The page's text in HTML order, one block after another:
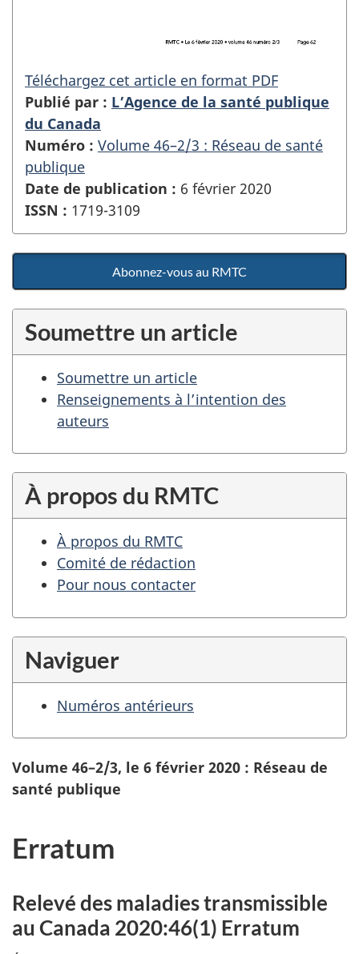
Téléchargez cet article en format PDF
Publié par : L’Agence de la santé publique
du Canada
Numéro : Volume 46–2/3 : Réseau de santé
publique
Date de publication : 6 février 2020
ISSN : 1719-3109
Abonnez-vous au RMTC
Soumettre un article
Soumettre un article
Renseignements à l’intention des
auteurs
À propos du RMTC
À propos du RMTC
Comité de rédaction
Pour nous contacter
Naviguer
Numéros antérieurs
Volume 46–2/3, le 6 février 2020 : Réseau de
santé publique
Erratum
Relevé des maladies transmissible
au Canada 2020:46(1) Erratum